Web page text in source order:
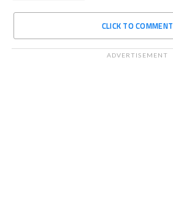
CLICK TO COMMENT
ADVERTISEMENT